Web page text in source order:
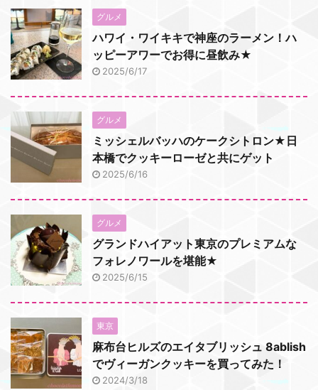
グルメ
ハワイ・ワイキキで神座のラーメン！ハ
ッピーアワーでお得に昼飲み★
2025/6/17
グルメ
ミッシェルバッハのケークシトロン★日
本橋でクッキーローゼと共にゲット
2025/6/16
グルメ
グランドハイアット東京のプレミアムな
フォレノワールを堪能★
2025/6/15
東京
麻布台ヒルズのエイタブリッシュ 8ablish
でヴィーガンクッキーを買ってみた！
2024/3/18